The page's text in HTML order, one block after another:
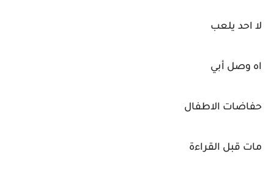
لا احد يلعب
اه وصل أبي
حفاضات الاطفال
مات قبل القراءة